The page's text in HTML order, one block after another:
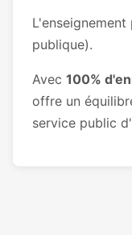
publique).
Avec 100%
offre un
service public